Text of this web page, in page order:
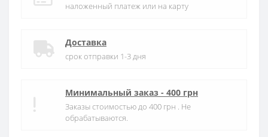
наложенный платеж или на карту
Доставка
срок отправки 1-3 дня
Минимальный заказ - 400 грн
Заказы стоимостью до 400 грн . Не
обрабатываются.